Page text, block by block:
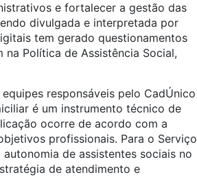
e fortalecer a gestão das
divulgada e interpretada por
tem gerado questionamentos
Política de Assistência Social,
responsáveis pelo CadÚnico
é um instrumento técnico de
ocorre de acordo com a
profissionais. Para o Serviço
de assistentes sociais no
de atendimento e